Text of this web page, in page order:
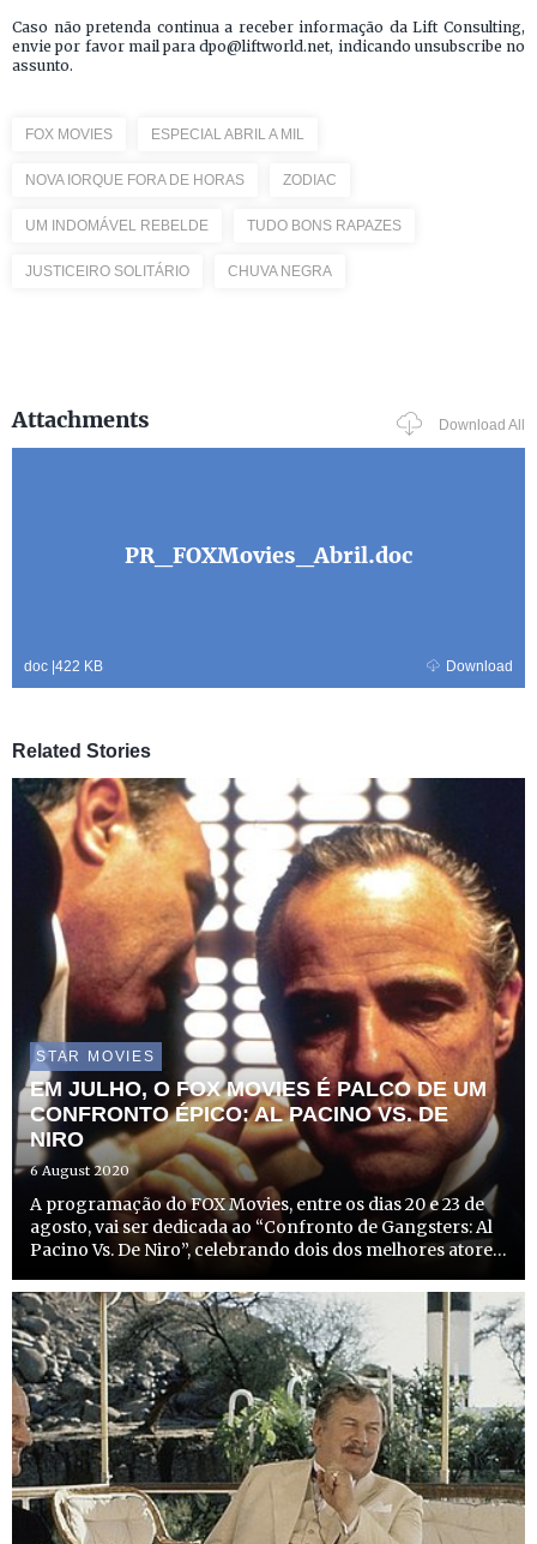
Caso não pretenda continua a receber informação da Lift Consulting,
envie por favor mail para dpo@liftworld.net, indicando unsubscribe no
assunto.
FOX MOVIES ESPECIAL ABRIL A MIL
NOVA IORQUE FORA DE HORAS ZODIAC
UM INDOMÁVEL REBELDE TUDO BONS RAPAZES
JUSTICEIRO SOLITÁRIO CHUVA NEGRA
Attachments Download All
PR_FOXMovies_Abril.doc
doc 422 KB Download
Related Stories
STAR MOVIES
EM JULHO, O FOX MOVIES É PALCO DE UM
CONFRONTO ÉPICO: AL PACINO VS. DE
NIRO
6 August 2020
A programação do FOX Movies, entre os dias 20 e 23 de
agosto, vai ser dedicada ao “Confronto de Gangsters: Al
Pacino Vs. De Niro”, celebrando dois dos melhores atores